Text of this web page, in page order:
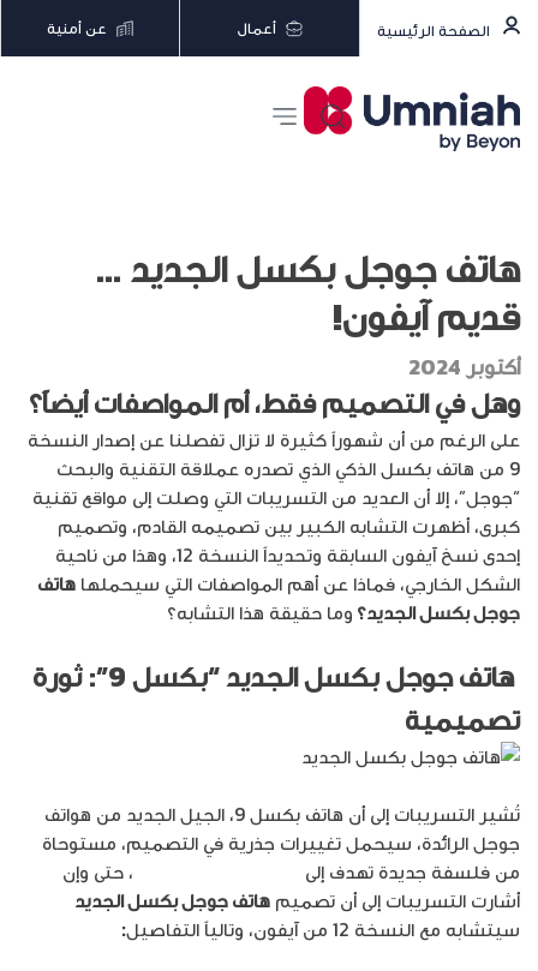
الصفحة الرئيسية أعمال عن أمنية
هاتف جوجل بكسل الجديد …
قديم آيفون!
أكتوبر 2024
وهل في التصميم فقط، أم المواصفات أيضاً؟
على الرغم من أن شهوراً كثيرة لا تزال تفصلنا عن إصدار النسخة
9 من هاتف بكسل الذكي الذي تصدره عملاقة التقنية والبحث
“جوجل”، إلا أن العديد من التسريبات التي وصلت إلى مواقع تقنية
كبرى، أظهرت التشابه الكبير بين تصميمه القادم، وتصميم
إحدى نسخ آيفون السابقة وتحديداً النسخة 12، وهذا من ناحية
الشكل الخارجي، فماذا عن أهم المواصفات التي سيحملها هاتف
جوجل بكسل الجديد؟ وما حقيقة هذا التشابه؟
هاتف جوجل بكسل الجديد
“بكسل 9”: ثورة
تصميمية
تُشير التسريبات إلى أن هاتف بكسل 9، الجيل الجديد من هواتف
جوجل الرائدة، سيحمل تغييرات جذرية في التصميم، مستوحاة
من فلسفة جديدة تهدف إلى
، حتى وإن
أشارت التسريبات إلى أن تصميم هاتف جوجل بكسل الجديد
سيتشابه مع النسخة 12 من آيفون، وتالياً التفاصيل
: